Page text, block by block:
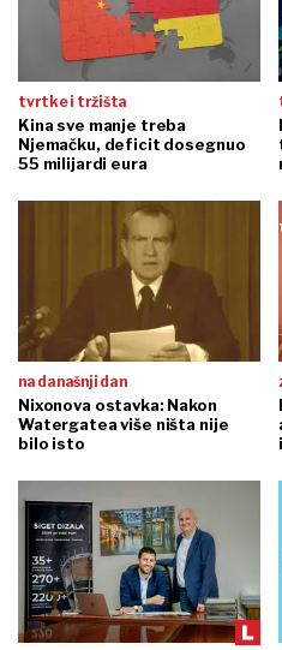
tvrtke i tržišta
Kina sve manje treba
Njemačku, deficit dosegnuo
55 milijardi eura
na današnji dan
Nixonova ostavka: Nakon
Watergatea više ništa nije
bilo isto